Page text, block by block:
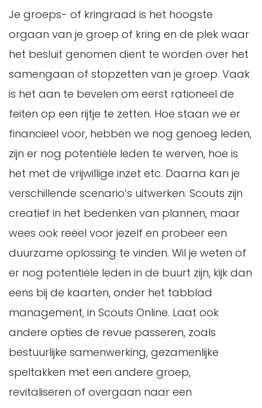
Je groeps- of kringraad is het hoogste
orgaan van je groep of kring en de plek waar
het besluit genomen dient te worden over het
samengaan of stopzetten van je groep. Vaak
is het aan te bevelen om eerst rationeel de
feiten op een rijtje te zetten. Hoe staan we er
financieel voor, hebben we nog genoeg leden,
zijn er nog potentiële leden te werven, hoe is
het met de vrijwillige inzet etc. Daarna kan je
verschillende scenario’s uitwerken. Scouts zijn
creatief in het bedenken van plannen, maar
wees ook reëel voor jezelf en probeer een
duurzame oplossing te vinden. Wil je weten of
er nog potentiële leden in de buurt zijn, kijk dan
eens bij de kaarten, onder het tabblad
management, in Scouts Online. Laat ook
andere opties de revue passeren, zoals
bestuurlijke samenwerking, gezamenlijke
speltakken met een andere groep,
revitaliseren of overgaan naar een